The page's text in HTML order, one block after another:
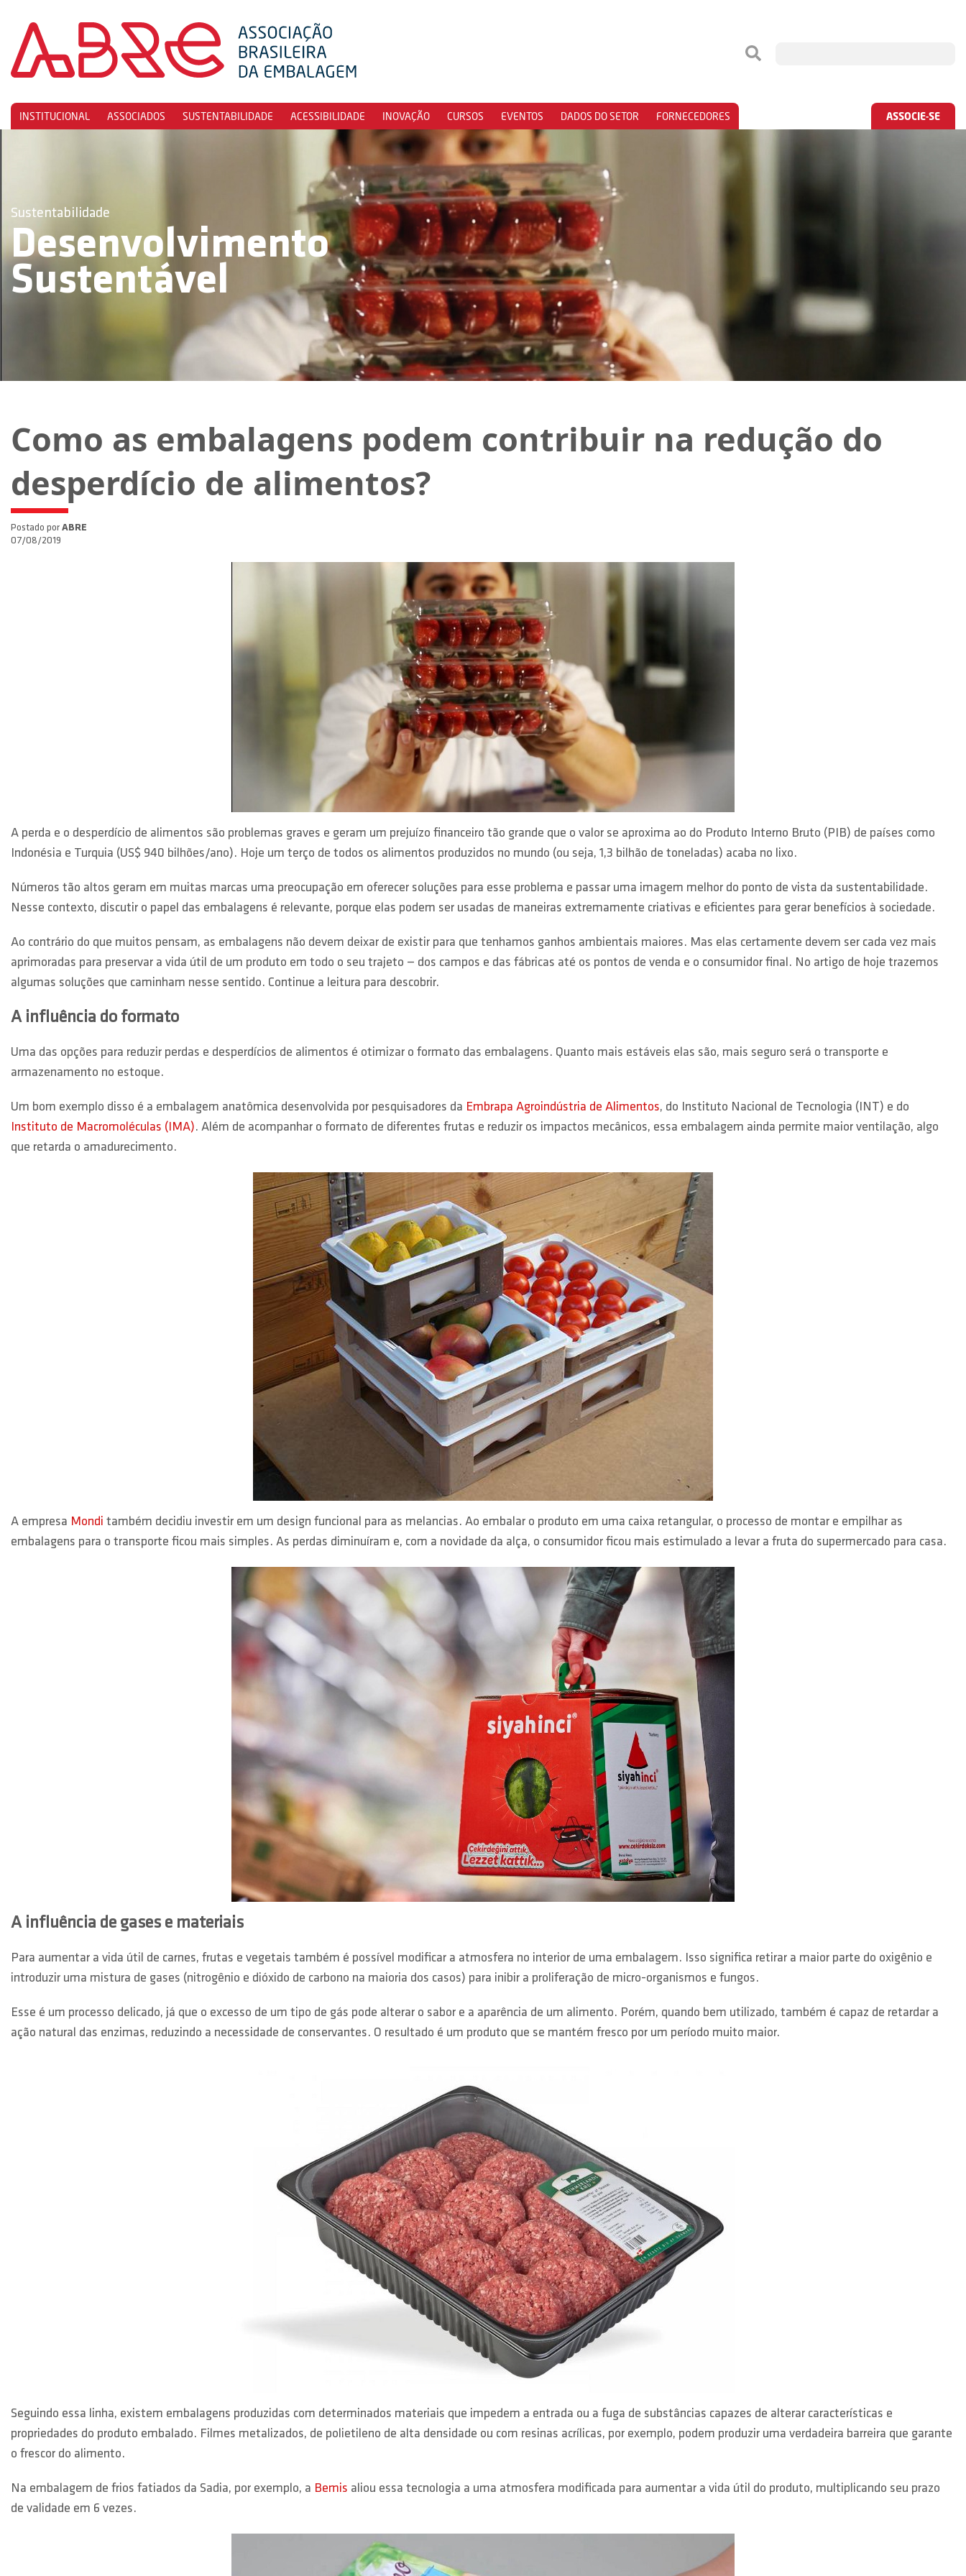
INSTITUCIONAL ASSOCIADOS SUSTENTABILIDADE ACESSIBILIDADE INOVAÇÃO CURSOS EVENTOS DADOS DO SETOR FORNECEDORES ASSOCIE-SE
Sustentabilidade
Desenvolvimento
Sustentável
Como as embalagens podem contribuir na redução do
desperdício de alimentos?
Postado por ABRE
07/08/2019
A perda e o desperdício de alimentos são problemas graves e geram um prejuízo financeiro tão grande que o valor se aproxima ao do Produto Interno Bruto (PIB) de países como
Indonésia e Turquia (US$ 940 bilhões/ano). Hoje um terço de todos os alimentos produzidos no mundo (ou seja, 1,3 bilhão de toneladas) acaba no lixo.
Números tão altos geram em muitas marcas uma preocupação em oferecer soluções para esse problema e passar uma imagem melhor do ponto de vista da sustentabilidade.
Nesse contexto, discutir o papel das embalagens é relevante, porque elas podem ser usadas de maneiras extremamente criativas e eficientes para gerar benefícios à sociedade.
Ao contrário do que muitos pensam, as embalagens não devem deixar de existir para que tenhamos ganhos ambientais maiores. Mas elas certamente devem ser cada vez mais
aprimoradas para preservar a vida útil de um produto em todo o seu trajeto — dos campos e das fábricas até os pontos de venda e o consumidor final. No artigo de hoje trazemos
algumas soluções que caminham nesse sentido. Continue a leitura para descobrir.
A influência do formato
Uma das opções para reduzir perdas e desperdícios de alimentos é otimizar o formato das embalagens. Quanto mais estáveis elas são, mais seguro será o transporte e
armazenamento no estoque.
Um bom exemplo disso é a embalagem anatômica desenvolvida por pesquisadores da Embrapa Agroindústria de Alimentos, do Instituto Nacional de Tecnologia (INT) e do
Instituto de Macromoléculas (IMA). Além de acompanhar o formato de diferentes frutas e reduzir os impactos mecânicos, essa embalagem ainda permite maior ventilação, algo
que retarda o amadurecimento.
A empresa Mondi também decidiu investir em um design funcional para as melancias. Ao embalar o produto em uma caixa retangular, o processo de montar e empilhar as
embalagens para o transporte ficou mais simples. As perdas diminuíram e, com a novidade da alça, o consumidor ficou mais estimulado a levar a fruta do supermercado para casa.
A influência de gases e materiais
Para aumentar a vida útil de carnes, frutas e vegetais também é possível modificar a atmosfera no interior de uma embalagem. Isso significa retirar a maior parte do oxigênio e
introduzir uma mistura de gases (nitrogênio e dióxido de carbono na maioria dos casos) para inibir a proliferação de micro-organismos e fungos.
Esse é um processo delicado, já que o excesso de um tipo de gás pode alterar o sabor e a aparência de um alimento. Porém, quando bem utilizado, também é capaz de retardar a
ação natural das enzimas, reduzindo a necessidade de conservantes. O resultado é um produto que se mantém fresco por um período muito maior.
Seguindo essa linha, existem embalagens produzidas com determinados materiais que impedem a entrada ou a fuga de substâncias capazes de alterar características e
propriedades do produto embalado. Filmes metalizados, de polietileno de alta densidade ou com resinas acrílicas, por exemplo, podem produzir uma verdadeira barreira que garante
o frescor do alimento.
Na embalagem de frios fatiados da Sadia, por exemplo, a Bemis aliou essa tecnologia a uma atmosfera modificada para aumentar a vida útil do produto, multiplicando seu prazo
de validade em 6 vezes.